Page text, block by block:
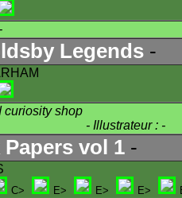
Legends -
curiosity shop
- Illustrateur : -
vol 1 -
C> E> E> E>